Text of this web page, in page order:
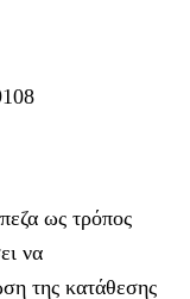
ως τρόπος
να
της κατάθεσης